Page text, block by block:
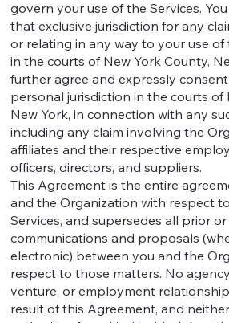
govern your use of the Services.
that exclusive jurisdiction for any
or relating in any way to your use of
in the courts of New York County,
further agree and expressly
personal jurisdiction in the courts of
New York, in connection with any
including any claim involving the
affiliates and their respective
officers, directors, and suppliers.
This Agreement is the entire
and the Organization with respect
Services, and supersedes all prior
communications and proposals
electronic) between you and the
respect to those matters. No
venture, or employment
result of this Agreement, and